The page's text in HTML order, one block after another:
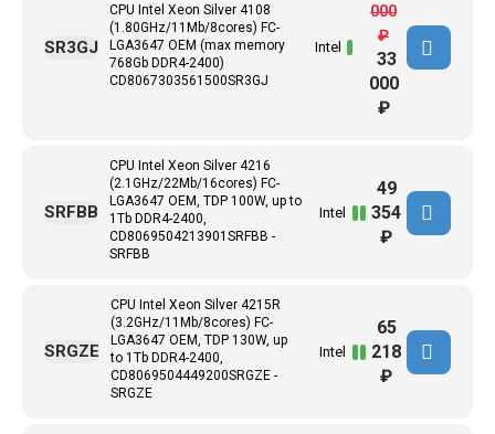
CPU Intel Xeon Silver 4108
(1.80GHz/11Mb/8cores) FC-
LGA3647 ОЕМ (max memory
768Gb DDR4-2400)
CD8067303561500SR3GJ
Intel
SR3GJ
000
₽
33
000
₽
CPU Intel Xeon Silver 4216
(2.1GHz/22Mb/16cores) FC-
LGA3647 ОЕМ, TDP 100W, up to
1Tb DDR4-2400,
CD8069504213901SRFBB -
SRFBB
Intel
SRFBB
49
354
₽
CPU Intel Xeon Silver 4215R
(3.2GHz/11Mb/8cores) FC-
LGA3647 ОЕМ, TDP 130W, up
to 1Tb DDR4-2400,
CD8069504449200SRGZE -
SRGZE
Intel
SRGZE
65
218
₽